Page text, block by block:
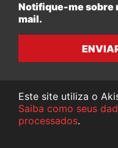
Notifique-me sobre
mail.
Este site utiliza o
Saiba como seus
processados.